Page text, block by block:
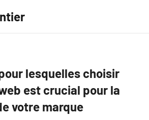
lesquelles choisir
est crucial pour la
votre marque